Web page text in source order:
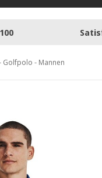
Golfpolo - Mannen